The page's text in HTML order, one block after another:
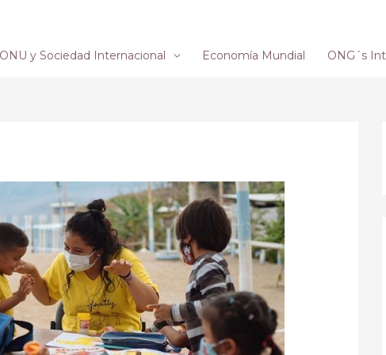
ONU y Sociedad Internacional Economía Mundial ONG´s